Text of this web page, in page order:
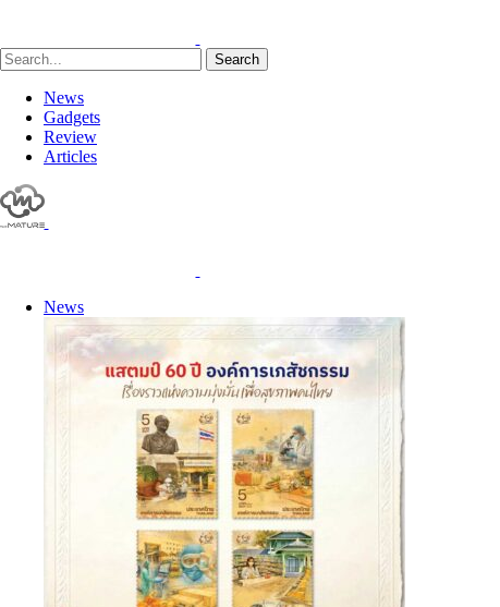
Search
News
Gadgets
Review
Articles
News